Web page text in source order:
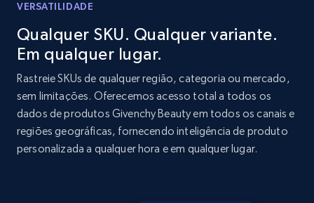
price, and more.
1.9K+
Etsy - Collect data on products using
specified keywords
URL, Product id, Listing inventory id, Title, Rating,
VERSATILIDADE
Qualquer SKU. Qualquer variante.
Em qualquer lugar.
Rastreie SKUs de qualquer região, categoria ou mercado,
sem limitações. Oferecemos acesso total a todos os
dados de produtos Givenchy Beauty em todos os canais e
regiões geográficas, fornecendo inteligência de produto
personalizada a qualquer hora e em qualquer lugar.